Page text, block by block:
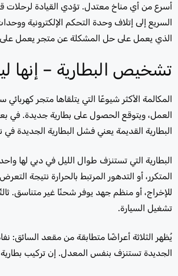
أسرع من أي مناخ معتدل. تؤدي القيادة لرحلات
السريع إلى إتلاف وحدة التحكم الإلكترونية
الذي يعمل على حل المشكلة عن متجر يعمل على
تشخيص البطارية – إنها
المكالمة الأكثر شيوعًا التي يتلقاها متجر
العمل، ويتوقع الحصول على بطارية جديدة. في
البطارية القديمة يعني فشل البطارية الجديدة
البطارية التي تستنزف طوال الليل في دبي لها
المتكرر، أو التدهور المرتبط بالحرارة نتيجة
للإخراج، أو منظم جهد يوفر شحنًا غير
تشغيل السيارة.
يُظهر الثلاثة أعراضًا متطابقة من مقعد السائق:
الجديدة تستنزف بنفس المعدل. إن تركيب